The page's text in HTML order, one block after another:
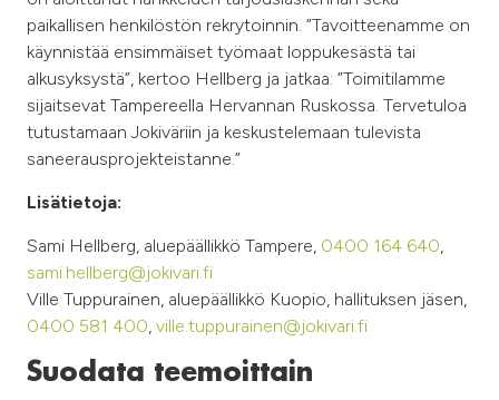
paikallisen henkilöstön rekrytoinnin. ”Tavoitteenamme on
käynnistää ensimmäiset työmaat loppukesästä tai
alkusyksystä”, kertoo Hellberg ja jatkaa: ”Toimitilamme
sijaitsevat Tampereella Hervannan Ruskossa. Tervetuloa
tutustamaan Jokiväriin ja keskustelemaan tulevista
saneerausprojekteistanne.”
Lisätietoja:
Sami Hellberg, aluepäällikkö Tampere, 0400 164 640,
sami.hellberg@jokivari.fi
Ville Tuppurainen, aluepäällikkö Kuopio, hallituksen jäsen,
0400 581 400, ville.tuppurainen@jokivari.fi
Suodata teemoittain